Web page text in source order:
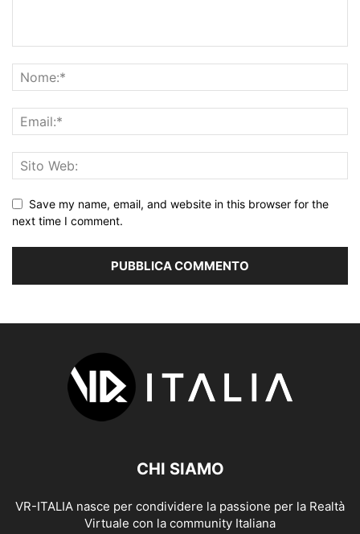
Save my name, email, and website in this browser for the
next time I comment.
CHI SIAMO
VR-ITALIA nasce per condividere la passione per la Realtà
Virtuale con la community Italiana